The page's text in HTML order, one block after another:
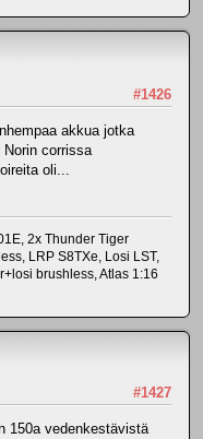
#1426
akkua jotka
corrissa
oli...
2x Thunder Tiger
LRP S8TXe, Losi LST,
brushless, Atlas 1:16
#1427
150a vedenkestävistä